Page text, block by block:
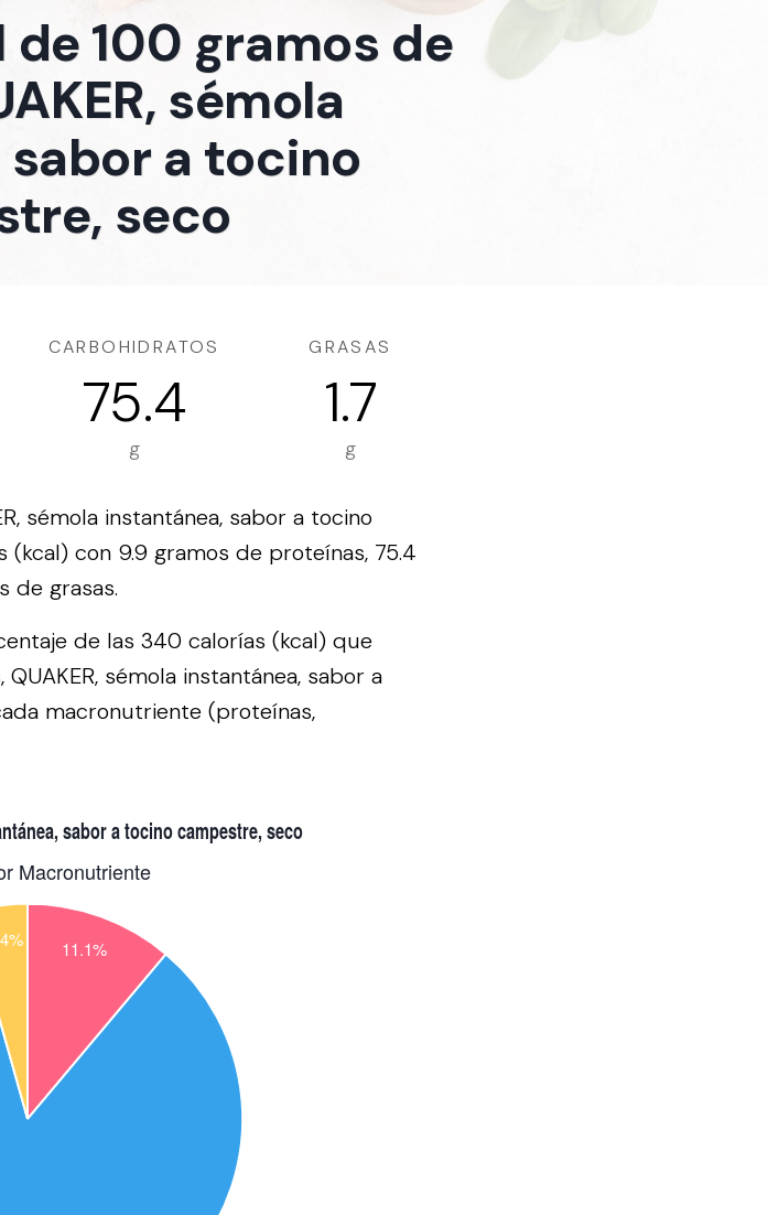
100 gramos de
sémola
a tocino
seco
CARBOHIDRATOS
75.4
g
GRASAS
1.7
g
sémola instantánea, sabor a tocino
con 9.9 gramos de proteínas, 75.4
de grasas.
de las 340 calorías (kcal) que
sémola instantánea, sabor a
macronutriente (proteínas,